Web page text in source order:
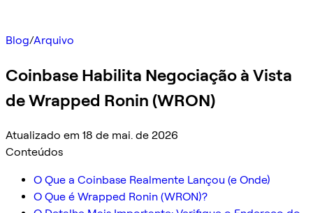
Blog/Arquivo
Coinbase Habilita Negociação à Vista
de Wrapped Ronin (WRON)
Atualizado em 18 de mai. de 2026
Conteúdos
O Que a Coinbase Realmente Lançou (e Onde)
O Que é Wrapped Ronin (WRON)?